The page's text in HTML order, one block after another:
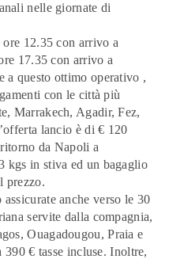
nelle giornate di
12.35 con arrivo a
17.35 con arrivo a
a questo ottimo operativo ,
con le città più
Marrakech, Agadir, Fez,
lancio è di€ 120
da Napoli a
kgs in stiva ed un bagaglio
prezzo.
anche verso le 30
servite dalla compagnia,
Ouagadougou, Praia e
390 € tasse incluse. Inoltre,